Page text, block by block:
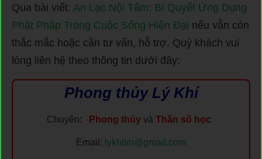
Qua bài viết: An Lạc Nội Tâm: Bí Quyết Ứng Dụng
Phật Pháp Trong Cuộc Sống Hiện Đại nếu vẫn còn
thắc mắc hoặc cần tư vấn, hỗ trợ. Quý khách vui
lòng liên hệ theo thông tin dưới đây:
Phong thủy Lý Khí
Chuyên: Phong thủyvà Thần số học
Email: lykhivn@gmail.com